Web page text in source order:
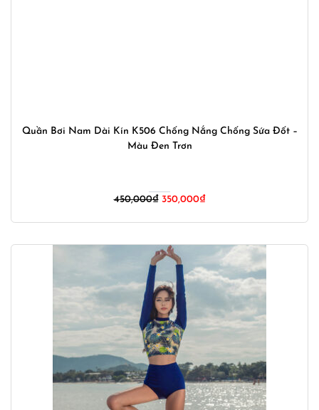
Quần Bơi Nam Dài Kín K506 Chống Nắng Chống Sứa Đốt –
Màu Đen Trơn
450,000₫ Giá
450,000₫.
350,000₫Giá
là:
350,000₫.